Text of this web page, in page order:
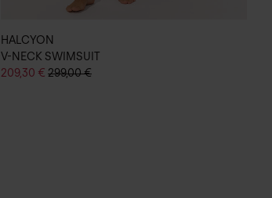
HALCYON
V-NECK SWIMSUIT
209,30 € 299,00 €